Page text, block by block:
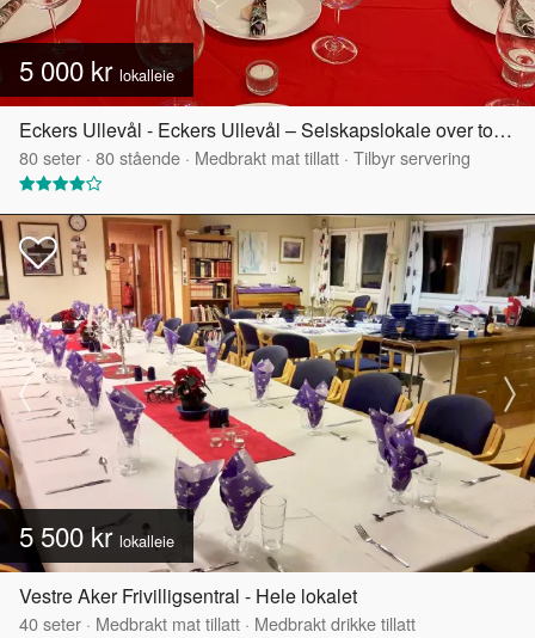
5 000 kr lokalleie
Eckers Ullevål - Eckers Ullevål – Selskapslokale over to etasjer
80seter · 80stående · Medbrakt mat tillatt · Tilbyr servering
5 500 kr lokalleie
Vestre Aker Frivilligsentral - Hele lokalet
40seter · Medbrakt mat tillatt · Medbrakt drikke tillatt